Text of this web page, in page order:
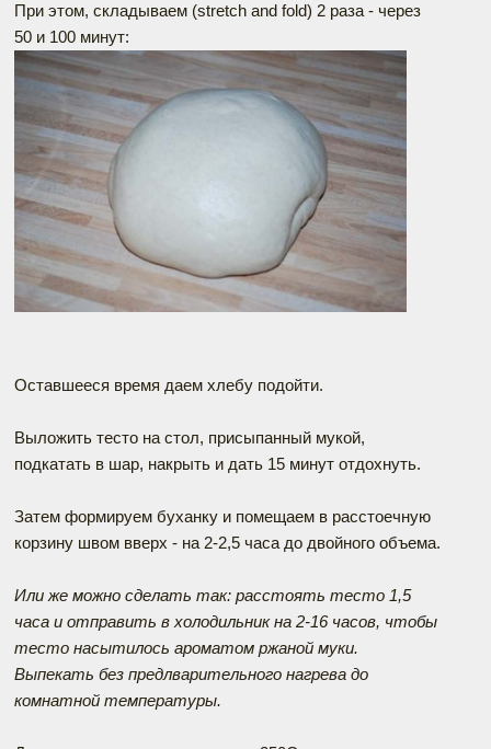
При этом, складываем (stretch and fold) 2 раза - через
50 и 100 минут:
Оставшееся время даем хлебу подойти.
Выложить тесто на стол, присыпанный мукой,
подкатать в шар, накрыть и дать 15 минут отдохнуть.
Затем формируем буханку и помещаем в расстоечную
корзину швом вверх - на 2-2,5 часа до двойного объема.
Или же можно сделать так: расстоять тесто 1,5
часа и отправить в холодильник на 2-16 часов, чтобы
тесто насытилось ароматом ржаной муки.
Выпекать без предлварительного нагрева до
комнатной температуры.